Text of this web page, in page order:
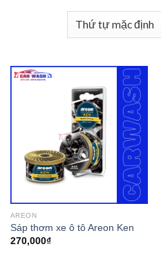
AREON
Sáp thơm xe ô tô Areon Ken
270,000₫